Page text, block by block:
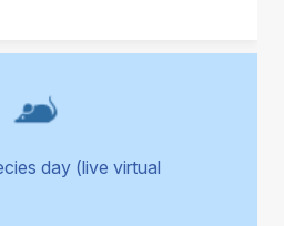
day (live virtual